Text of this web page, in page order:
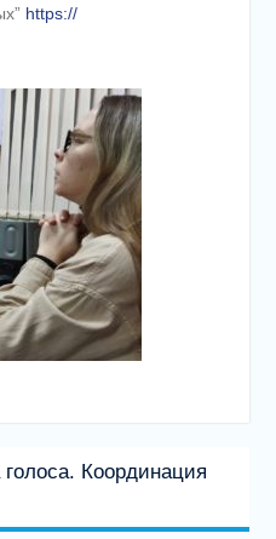
https://
голоса. Координация